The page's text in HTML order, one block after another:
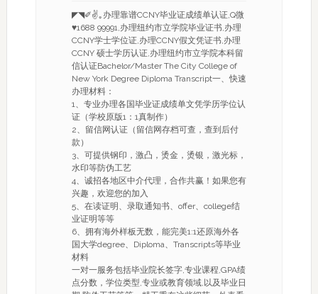
◤◥✐✌｡办理靠谱CCNY毕业证成绩单认证,Q微
♥1688 99991,办理纽约市立学院毕业证书,办理
CCNY学士学位证,办理CCNY假文凭证书,办理
CCNY 硕士学历认证,办理纽约市立学院本科留
信认证Bachelor/Master The City College of
New York Degree Diploma Transcript一、快速
办理材料：
1、专业办理各国毕业证成绩单文凭学历学位认
证（学校原版1：1真制作）
2、留信网认证（留信网存档可查，查到后付
款）
3、可提供钢印，激凸，烫金，烫银，激光标，
水印等防伪工艺
4、诚招各地区中介代理，合作共赢！如果您有
兴趣，欢迎您的加入
5、在读证明、录取通知书、offer、college结
业证明等等
6、拥有海外样板无数，能完美1:1还原海外各
国大学degree、Diploma、Transcripts等毕业
材料
一对一服务包括毕业院长签字,专业课程,GPA绩
点分数，学位类型,专业或教育领域,以及毕业日